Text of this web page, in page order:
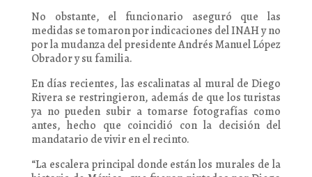
No obstante, el funcionario aseguró que las
medidas se tomaron por indicaciones del INAH y no
por la mudanza del presidente Andrés Manuel López
Obrador y su familia.
En días recientes, las escalinatas al mural de Diego
Rivera se restringieron, además de que los turistas
ya no pueden subir a tomarse fotografías como
antes, hecho que coincidió con la decisión del
mandatario de vivir en el recinto.
“La escalera principal donde están los murales de la